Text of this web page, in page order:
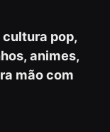
pop,
animes,
mão com